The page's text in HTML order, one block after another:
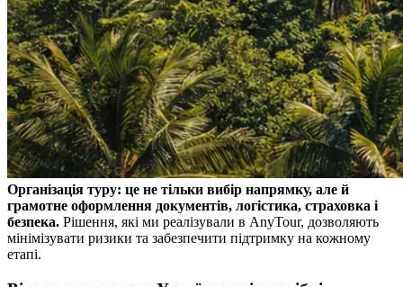
Організація туру: це не тільки вибір напрямку, але й
грамотне оформлення документів, логістика, страховка і
безпека. Рішення, які ми реалізували в AnyTour, дозволяють
мінімізувати ризики та забезпечити підтримку на кожному
етапі.